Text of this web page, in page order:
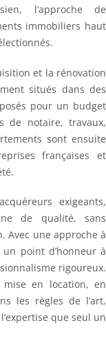
l’approche de
immobiliers haut
et la rénovation
situés dans des
pour un budget
de notaire, travaux,
sont ensuite
françaises et
exigeants,
de qualité, sans
Avec une approche à
un point d’honneur à
rigoureux.
en location, en
les règles de l’art,
que seul un